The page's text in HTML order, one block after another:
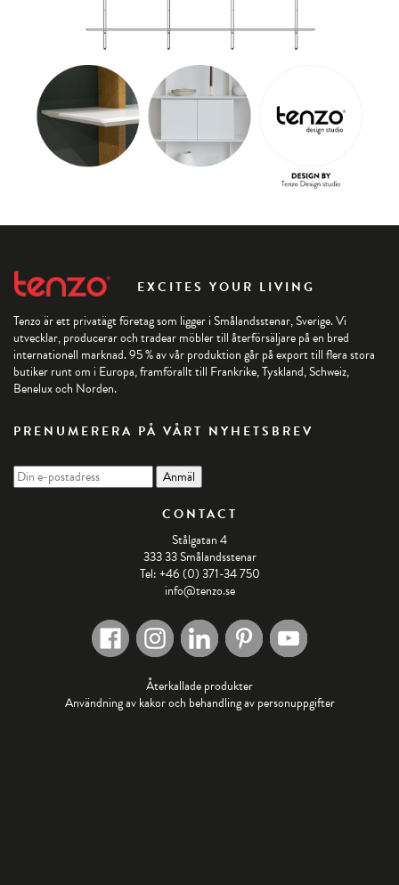
EXCITES YOUR LIVING
Tenzo är ett privatägt företag som ligger i Smålandsstenar, Sverige. Vi
utvecklar, producerar och tradear möbler till återförsäljare på en bred
internationell marknad. 95 % av vår produktion går på export till flera stora
butiker runt om i Europa, framförallt till Frankrike, Tyskland, Schweiz,
Benelux och Norden.
PRENUMERERA PÅ VÅRT NYHETSBREV
CONTACT
Stålgatan 4
333 33 Smålandsstenar
Tel: +46 (0) 371-34 750
info@tenzo.se
Återkallade produkter
Användning av kakor och behandling av personuppgifter